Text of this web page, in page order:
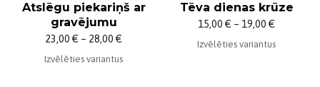
Atslēgu piekariņš ar
gravējumu
23,00 € – 28,00 €
Izvēlēties variantus
Tēva dienas krūze
15,00 € – 19,00 €
Izvēlēties variantus